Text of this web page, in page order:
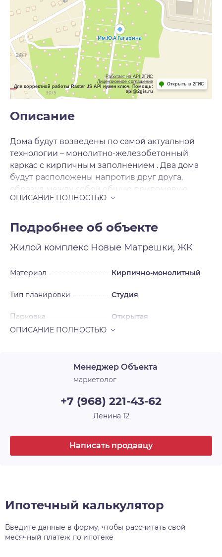
Работает на API 2ГИС
Лицензионное соглашение
Для корректной работы Raster JS API нужен ключ. Помощь:
api@2gis.ru
Открыть в 2ГИС
Описание
Дома будут возведены по самой актуальной
технологии – монолитно-железобетонный
каркас с кирпичным заполнением . Два дома
будут расположены напротив друг друга,
образуя между собой общую придомовую
территорию со своей атмосферой. На первых
коммерческой инфраструктуры. Вокруг домов
предусмотрены парковочные места на 983
автомобиля, за безопасность которых можно не
огорожена по периметру. Готовые квартиры с
застройщика. После получения ключей вы
Застройщик делает ремонт в нейтральном
стиле, который легко переделать под свои
площадки выглядят современно, стильно и
продолжают общую концепцию оформления.
Подробнее об объекте
Жилой комплекс Новые Матрешки, ЖК
Материал Кирпично-монолитный
Тип планировки Студия
Парковка Открытая
Менеджер Объекта
маркетолог
+7 (968) 221-43-62
Ленина 12
Написать продавцу
Ипотечный калькулятор
Введите данные в форму, чтобы рассчитать свой
месячный платеж по ипотеке